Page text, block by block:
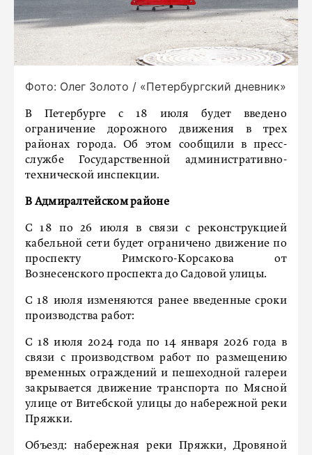
Фото: Олег Золото / «Петербургский дневник»
В Петербурге с 18 июля будет введено
ограничение дорожного движения в трех
районах города. Об этом сообщили в пресс-
службе Государственной административно-
технической инспекции.
В Адмиралтейском районе
С 18 по 26 июля в связи с реконструкцией
кабельной сети будет ограничено движение по
проспекту Римского-Корсакова от
Вознесенского проспекта до Садовой улицы.
С 18 июля изменяются ранее введенные сроки
производства работ:
С 18 июля 2024 года по 14 января 2026 года в
связи с производством работ по размещению
временных ограждений и пешеходной галереи
закрывается движение транспорта по Мясной
улице от Витебской улицы до набережной реки
Пряжки.
Объезд: набережная реки Пряжки, Дровяной